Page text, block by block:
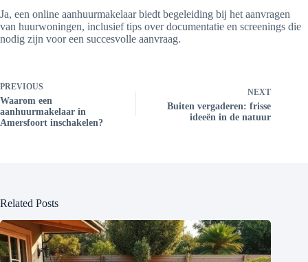
Ja, een online aanhuurmakelaar biedt begeleiding bij het aanvragen
van huurwoningen, inclusief tips over documentatie en screenings die
nodig zijn voor een succesvolle aanvraag.
PREVIOUS
Waarom een
aanhuurmakelaar in
Amersfoort inschakelen?
NEXT
Buiten vergaderen: frisse
ideeën in de natuur
Related Posts